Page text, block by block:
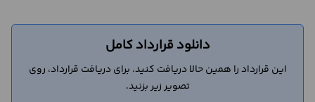
دانلود قرارداد کامل
این قرارداد را همین حالا دریافت کنید. برای دریافت قرارداد، روی
تصویر زیر بزنید.